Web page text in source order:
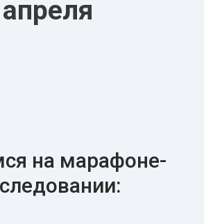
на марафоне-